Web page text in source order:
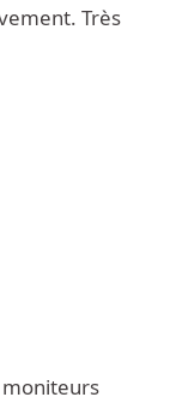
Très
moniteurs